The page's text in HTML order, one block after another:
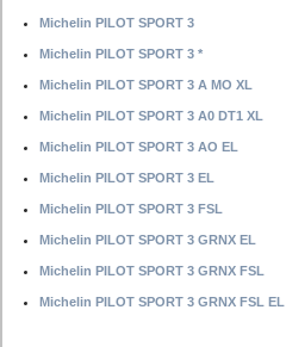
Michelin PILOT SPORT 3
Michelin PILOT SPORT 3 *
Michelin PILOT SPORT 3 A MO XL
Michelin PILOT SPORT 3 A0 DT1 XL
Michelin PILOT SPORT 3 AO EL
Michelin PILOT SPORT 3 EL
Michelin PILOT SPORT 3 FSL
Michelin PILOT SPORT 3 GRNX EL
Michelin PILOT SPORT 3 GRNX FSL
Michelin PILOT SPORT 3 GRNX FSL EL